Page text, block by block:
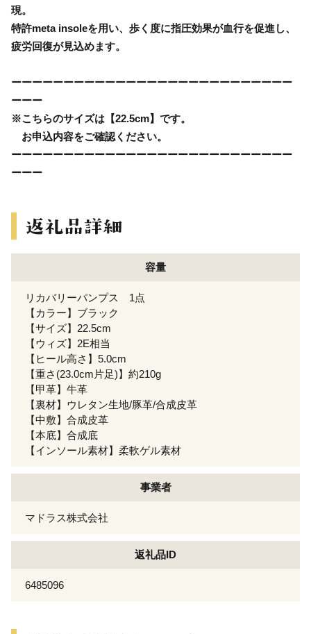
現。
特許meta insoleを用い、歩く度に指圧効果が血行を促進し、
疲労回復が見込めます。
ーーーーーーーーーーーーーーーーーーーーーーーーーーー
ーーー
※こちらのサイズは【22.5cm】です。
お申込内容をご確認ください。
ーーーーーーーーーーーーーーーーーーーーーーーーーーー
ーーー
容量
リカバリーパンプス 1点
【カラー】ブラック
【サイズ】22.5cm
【ウィズ】2E相当
【ヒール高さ】5.0cm
【重さ(23.0cm片足)】約210g
【甲革】牛革
【裏材】ウレタン生地/豚革/合成皮革
【中敷】合成皮革
【本底】合成底
【インソール素材】柔軟ゲル素材
事業者
マドラス株式会社
返礼品ID
6485096